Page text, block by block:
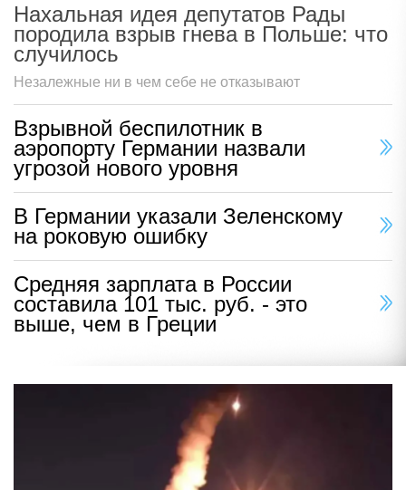
Нахальная идея депутатов Рады
породила взрыв гнева в Польше: что
случилось
Незалежные ни в чем себе не отказывают
Взрывной беспилотник в
аэропорту Германии назвали
угрозой нового уровня
В Германии указали Зеленскому
на роковую ошибку
Средняя зарплата в России
составила 101 тыс. руб. - это
выше, чем в Греции